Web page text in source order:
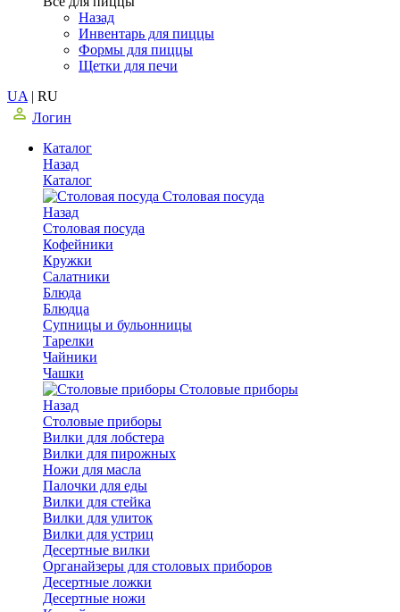
Назад
Инвентарь для пиццы
Формы для пиццы
Щетки для печи
UA | RU
Логин
Каталог
Назад
Каталог
Столовая посуда
Назад
Столовая посуда
Кофейники
Кружки
Салатники
Блюда
Блюдца
Супницы и бульонницы
Тарелки
Чайники
Чашки
Cтоловые приборы
Назад
Cтоловые приборы
Вилки для лобстера
Вилки для пирожных
Ножи для масла
Палочки для еды
Вилки для стейка
Вилки для улиток
Вилки для устриц
Десертные вилки
Органайзеры для столовых приборов
Десертные ложки
Десертные ножи